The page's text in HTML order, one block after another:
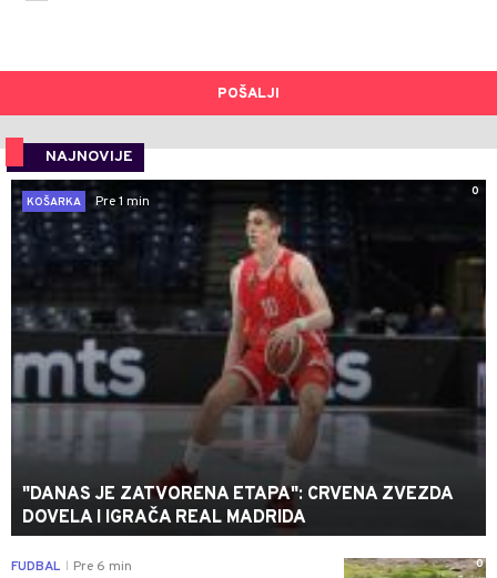
POŠALJI
NAJNOVIJE
0
KOŠARKA
Pre 1 min
"DANAS JE ZATVORENA ETAPA": CRVENA ZVEZDA
DOVELA I IGRAČA REAL MADRIDA
0
FUDBAL Pre 6 min